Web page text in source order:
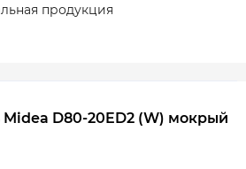
продукция
Midea D80-20ED2 (W) мокрый